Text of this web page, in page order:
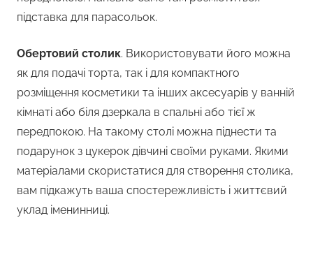
підставка для парасольок.
Обертовий столик. Використовувати його можна
як для подачі торта, так і для компактного
розміщення косметики та інших аксесуарів у ванній
кімнаті або біля дзеркала в спальні або тієї ж
передпокою. На такому столі можна піднести та
подарунок з цукерок дівчині своїми руками. Якими
матеріалами скористатися для створення столика,
вам підкажуть ваша спостережливість і життєвий
уклад іменинниці.